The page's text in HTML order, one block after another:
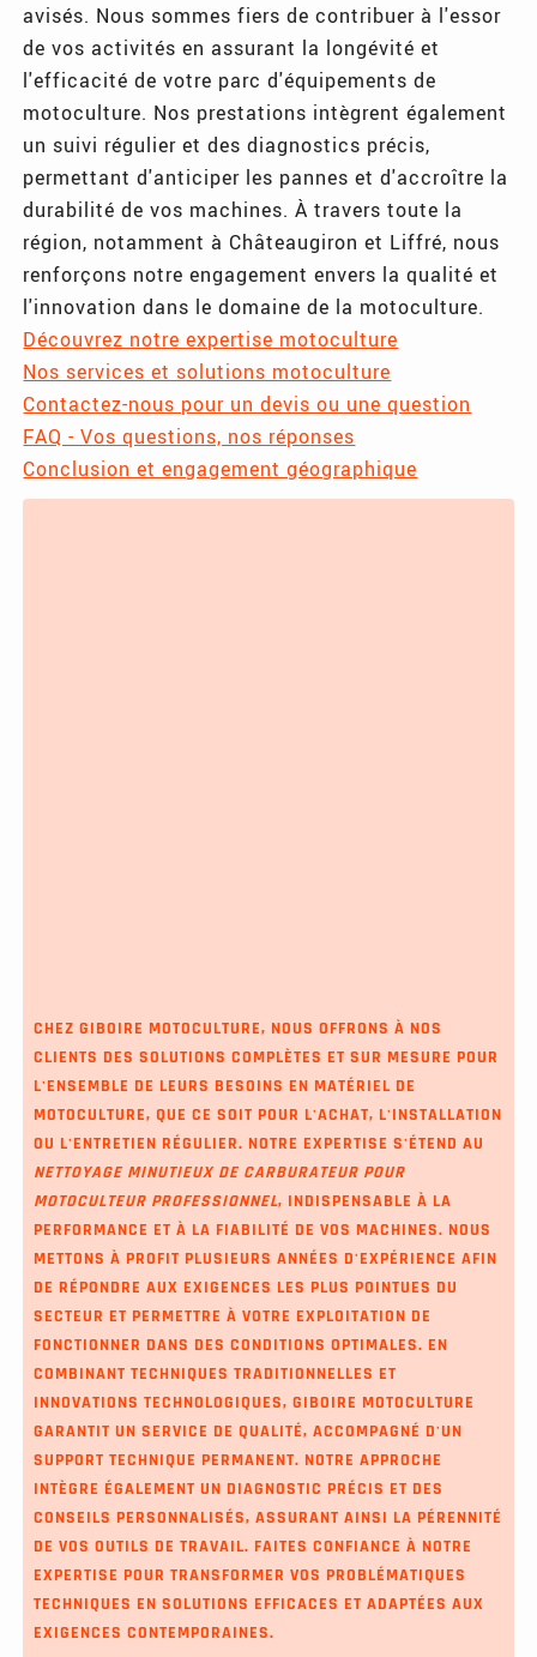
avisés. Nous sommes fiers de contribuer à l'essor
de vos activités en assurant la longévité et
l'efficacité de votre parc d'équipements de
motoculture. Nos prestations intègrent également
un suivi régulier et des diagnostics précis,
permettant d'anticiper les pannes et d'accroître la
durabilité de vos machines. À travers toute la
région, notamment à Châteaugiron et Liffré, nous
renforçons notre engagement envers la qualité et
l'innovation dans le domaine de la motoculture.
Découvrez notre expertise motoculture
Nos services et solutions motoculture
Contactez-nous pour un devis ou une question
FAQ - Vos questions, nos réponses
Conclusion et engagement géographique
CHEZ GIBOIRE MOTOCULTURE, NOUS OFFRONS À NOS
CLIENTS DES SOLUTIONS COMPLÈTES ET SUR MESURE POUR
L'ENSEMBLE DE LEURS BESOINS EN MATÉRIEL DE
MOTOCULTURE, QUE CE SOIT POUR L'ACHAT, L'INSTALLATION
OU L'ENTRETIEN RÉGULIER. NOTRE EXPERTISE S'ÉTEND AU
NETTOYAGE MINUTIEUX DE CARBURATEUR POUR
MOTOCULTEUR PROFESSIONNEL, INDISPENSABLE À LA
PERFORMANCE ET À LA FIABILITÉ DE VOS MACHINES. NOUS
METTONS À PROFIT PLUSIEURS ANNÉES D'EXPÉRIENCE AFIN
DE RÉPONDRE AUX EXIGENCES LES PLUS POINTUES DU
SECTEUR ET PERMETTRE À VOTRE EXPLOITATION DE
FONCTIONNER DANS DES CONDITIONS OPTIMALES. EN
COMBINANT TECHNIQUES TRADITIONNELLES ET
INNOVATIONS TECHNOLOGIQUES, GIBOIRE MOTOCULTURE
GARANTIT UN SERVICE DE QUALITÉ, ACCOMPAGNÉ D'UN
SUPPORT TECHNIQUE PERMANENT. NOTRE APPROCHE
INTÈGRE ÉGALEMENT UN DIAGNOSTIC PRÉCIS ET DES
CONSEILS PERSONNALISÉS, ASSURANT AINSI LA PÉRENNITÉ
DE VOS OUTILS DE TRAVAIL. FAITES CONFIANCE À NOTRE
EXPERTISE POUR TRANSFORMER VOS PROBLÉMATIQUES
TECHNIQUES EN SOLUTIONS EFFICACES ET ADAPTÉES AUX
EXIGENCES CONTEMPORAINES.